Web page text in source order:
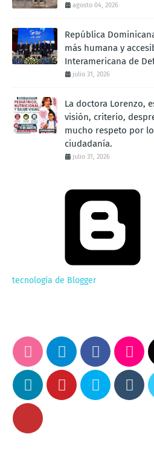
agosto 04, 2026
República
más humana y
Interamericana de
julio 31, 2026
La doctora Lorenzo,
visión, criterio,
mucho respeto por
ciudadanía.
julio 31, 2026
tecnología de Blogger